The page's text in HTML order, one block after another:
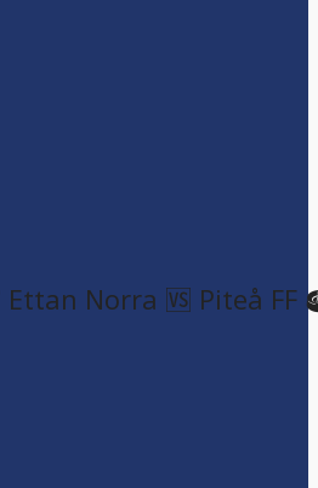
Ettan Norra 🆚 Piteå FF